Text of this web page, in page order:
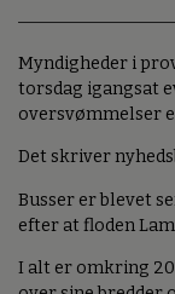
Myndigheder i
torsdag igangsat
oversvømmelser
Det skriver
Busser er blevet
efter at floden
I alt er omkring 20